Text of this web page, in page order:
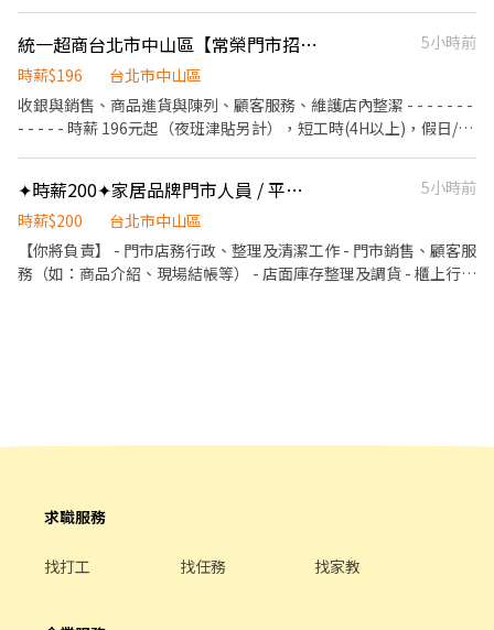
務。 ■ 鮮魚部門 無需處理活魚或殺魚！工作內容包含使用蒸烤箱製
作熟食、烤物、壽司製作及現場壽司販售。 ■ 青果部門 負責日本進
口水果及蔬果商品整理，包含水果篩選、裝盒裝袋、簡易水果切製
及地瓜販售等作業。 ■ 熟食部門 提供LOPIA自家製Pizza、炸物及
各式熟食，工作內容包含使用蒸烤箱製作便當、烤物及餐點組裝。
品補貨與陳列，需搬運較重商品。 ■ 店舖管理部門 負責顧客服務及
門市營運支援，包含收銀結帳、自助結帳機協助、顧客動線引導、
店內清潔及試吃活動支援等工作 ⸻⸻⸻⸻ ✅工作時
間：彈性排班4~8個小時 10:00~19:00 11:00~20:00 1300-2200或
18:00~22:00 ⸻⸻⸻⸻ ✅薪資計算： 時薪230
統一超商台北市中山區【常榮門市招募】 離家近&彈性排班、歡迎二度就業/樂齡/兼職
5小時前
時薪$196
台北市中山區
收銀與銷售、商品進貨與陳列、顧客服務、維護店內整潔 - - - - - - -
- - - - - 時薪 196元起（夜班津貼另計），短工時(4H以上)，假日/暑
為主) 工作地點：依您鄰近地區媒合 *學經歷不拘，喜歡與人互動，
樂觀開朗，具有服務熱忱*
✦時薪200✦家居品牌門市人員 / 平假日兼職 ❘ 想窩 The Cave
5小時前
時薪$200
台北市中山區
【你將負責】 - 門市店務行政、整理及清潔工作 - 門市銷售、顧客服
務（如：商品介紹、現場結帳等） - 店面庫存整理及調貨 - 櫃上行銷
於行動的你 歡迎加入【想窩The Cave】團隊 !
www.thecave.com.tw ☺ 加分條件 ☺ - 具門市經驗佳 - 對家居美學
休息時間彈性 ✓ 零食櫃、咖啡機
求職服務
找打工 找任務 找家教